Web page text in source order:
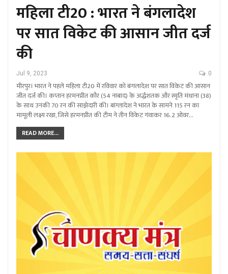
महिला टी20 : भारत ने बंगलादेश
पर सात विकेट की आसान जीत दर्ज
की
Jul 9, 2023 0
मीरपुर। भारत ने पहले महिला टी20 में रविवार को बंगलादेश पर सात विकेट की आसान
जीत दर्ज की। कप्तान हरमनप्रीत कौर (54 नाबाद) के अर्द्धशतक और स्मृति मंधाना (38)
के साथ उनकी 70 रन की साझेदारी की। बांग्लादेश ने भारत के सामने 115 रन का
मामूली लक्ष्य रखा, जिसे हरमनप्रीत की टीम ने तीन विकेट गंवाकर 16.2 ओवर…
READ MORE...